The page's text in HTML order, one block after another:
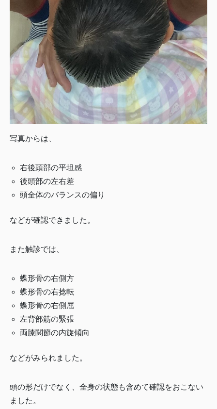
写真からは、
右後頭部の平坦感
後頭部の左右差
頭全体のバランスの偏り
などが確認できました。
また触診では、
蝶形骨の右側方
蝶形骨の右捻転
蝶形骨の右側屈
左背部筋の緊張
両膝関節の内旋傾向
などがみられました。
頭の形だけでなく、全身の状態も含めて確認をおこない
ました。